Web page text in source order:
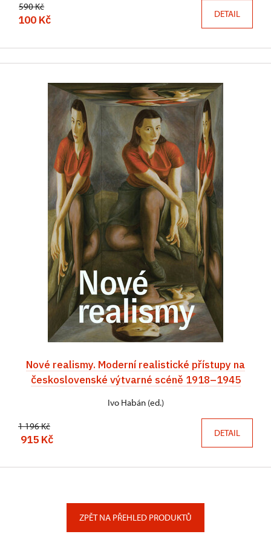
590 Kč
100 Kč DETAIL
Nové realismy. Moderní realistické přístupy na
československé výtvarné scéně 1918–1945
Ivo Habán (ed.)
1 196 Kč
915 Kč DETAIL
ZPĚT NA PŘEHLED PRODUKTŮ